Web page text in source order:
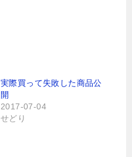
実際買って失敗した商品公
開
2017-07-04
せどり